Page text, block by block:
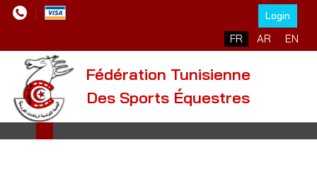
Login
Sélectionnez votre
FR AR EN
Fédération Tunisienne
Des Sports Équestres